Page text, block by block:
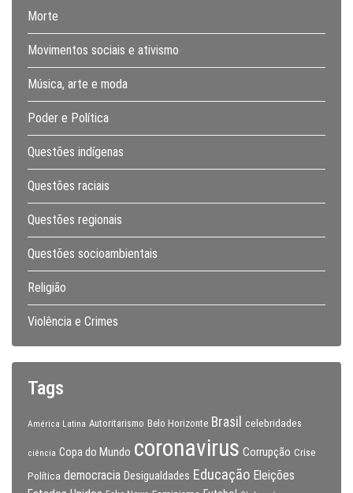
Morte
Movimentos sociais e ativismo
Música, arte e moda
Poder e Política
Questões indígenas
Questões raciais
Questões regionais
Questões socioambientais
Religião
Violência e Crimes
Tags
América Latina Autoritarismo Belo Horizonte Brasil celebridades
ciência Copa do Mundo coronavirus Corrupção Crise
Política democracia Desigualdades Educação Eleições